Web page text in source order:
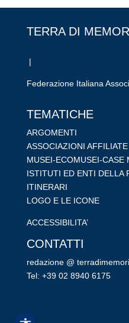
TERRA DI
|
Federazione Italiana
TEMATICHE
ARGOMENTI
ASSOCIAZIONI AFFILIATE
MUSEI-ECOMUSEI-CASE
ISTITUTI ED ENTI DELLA
ITINERARI
LOGO E LE ICONE
ACCESSIBILITA’
CONTATTI
redazione @
Tel: +39 02 8940 6175
RIPRISTINA
-A 100% +A
Alto Contrasto
Modalità Scura
Disattiva Immagini
Evidenzia Link
Cursore Grande
Guida Lettura
Lettura Vocale